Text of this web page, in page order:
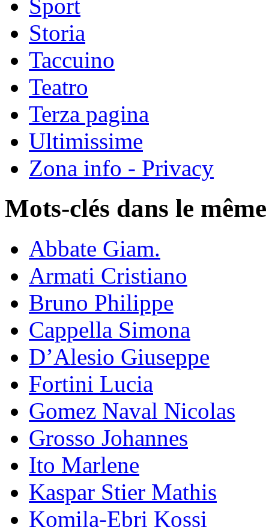
Sport
Storia
Taccuino
Teatro
Terza pagina
Ultimissime
Zona info - Privacy
Mots-clés dans le
Abbate Giam.
Armati Cristiano
Bruno Philippe
Cappella Simona
D’Alesio Giuseppe
Fortini Lucia
Gomez Naval Nicolas
Grosso Johannes
Ito Marlene
Kaspar Stier Mathis
Komila-Ebri Kossi